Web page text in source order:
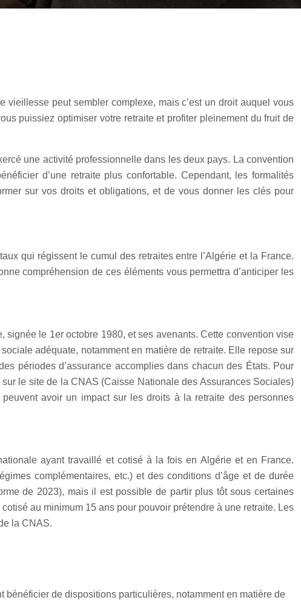
vieillesse peut sembler complexe, mais c’est un droit auquel vous
puissiez optimiser votre retraite et profiter pleinement du fruit de
une activité professionnelle dans les deux pays. La convention
d’une retraite plus confortable. Cependant, les formalités
sur vos droits et obligations, et de vous donner les clés pour
qui régissent le cumul des retraites entre l’Algérie et la France.
compréhension de ces éléments vous permettra d’anticiper les
le 1er octobre 1980, et ses avenants. Cette convention vise
adéquate, notamment en matière de retraite. Elle repose sur
périodes d’assurance accomplies dans chacun des États. Pour
sur le site de la CNAS (Caisse Nationale des Assurances Sociales)
avoir un impact sur les droits à la retraite des personnes
ayant travaillé et cotisé à la fois en Algérie et en France.
complémentaires, etc.) et des conditions d’âge et de durée
de 2023), mais il est possible de partir plus tôt sous certaines
au minimum 15 ans pour pouvoir prétendre à une retraite. Les
la CNAS.
de dispositions particulières, notamment en matière de